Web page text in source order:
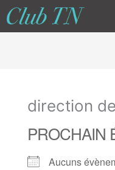
direction
PROCHAIN
Aucuns